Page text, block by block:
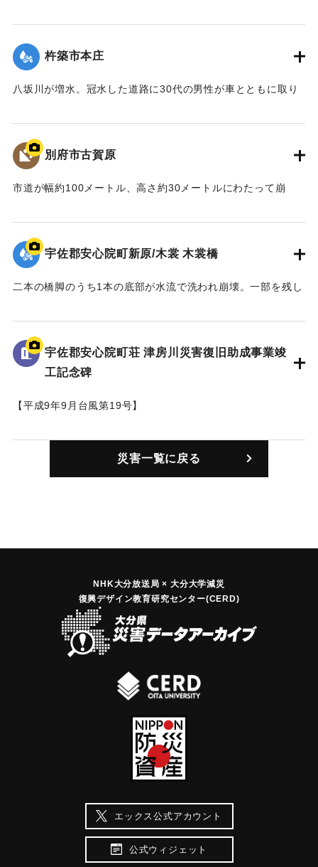
た。
【出典：大分合同新聞 1997年9月17日朝刊21面】
｜固有コード:01064004
杵築市本庄
八坂川が増水。冠水した道路に30代の男性が車とともに取り
さかのぼってきた漁船が救助した。
【出典：大分合同新聞 1997年9月17日朝刊21面】
｜固有コード: 01064005
別府市古賀原
市道が幅約100メートル、高さ約30メートルにわたって崩
た。消防のレスキュー隊が約1時間半後に救出。70代の女性が
頭に軽いけがをした。乗用車は脱輪し、立ち往生していた。
【出典：大分合同新聞 1997年9月16日夕刊13面】
宇佐郡安心院町新原/木裳 木裳橋
二本の橋脚のうち1本の底部が水流で洗われ崩壊。一部を残し
線が通っていたため、電話回線が切れた。
【出典：大分合同新聞 1997年9月17日朝刊21面】
｜固有コード:01064001
宇佐郡安心院町荘 津房川災害復旧助成事業竣
工記念碑
【平成9年9月台風第19号】
（石碑１）
津房川災害復旧助成事業竣工記念碑 大分県知事 平松守彦
（石碑２）
心院町では、十四日夜半から降り始めた雨が十六日早朝から
量四一九ミリ、最大日雨量二九五ミリ、最大時間雨量四八ミ
リを記録した。この豪雨により、津房川では各所で河岸の決
壊・溢水が相次ぎ、家屋の浸水七棟、田畑の冠水約三二ヘク
タール、道路橋流出四橋、井堰流失六基など、甚大な被害が
発生した。このため、大分県では再度災害防止を目的とし
て、特に被害が甚大であった安心院町木裳から五郎丸までの
間、総延長八．七キロメートルについて、平成九年から「津
は、被災によって失われた水生生物の生育環境の復元や現存
する自然環境の保全を目指し、「津房川災害復旧助成事業環
境整備検討会」を設置するなど具体策を検討の末、従来の多
自然型工法に加え、魚介類のすみかとなるFH（フィッシュホ
用し、総工費四十五億円を投じて平成十四年三月に竣工し
た。 平成十四年五月吉日
01064012
災害一覧に戻る
NHK大分放送局 × 大分大学減災
復興デザイン教育研究センター(CERD)
エックス公式アカウント
公式ウィジェット